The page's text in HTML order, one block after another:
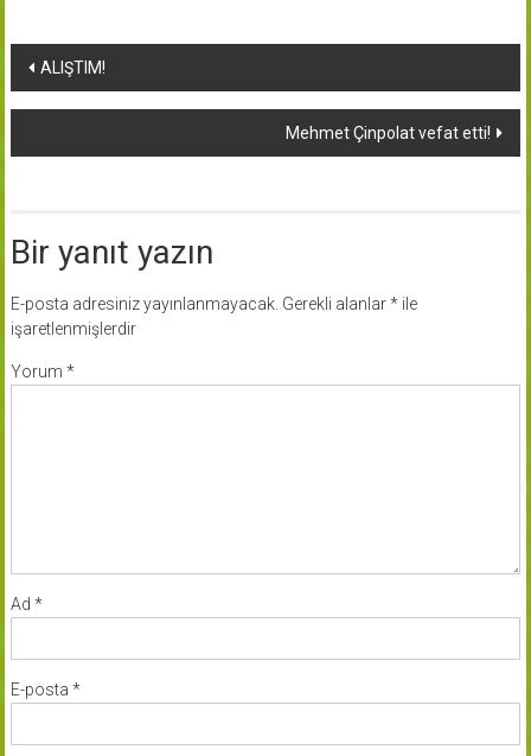
Yazı
dolaşımı
ALIŞTIM!
Mehmet Çinpolat vefat etti!
Bir yanıt yazın
E-posta adresiniz yayınlanmayacak. Gerekli alanlar*ile
işaretlenmişlerdir
Yorum *
Ad *
E-posta *